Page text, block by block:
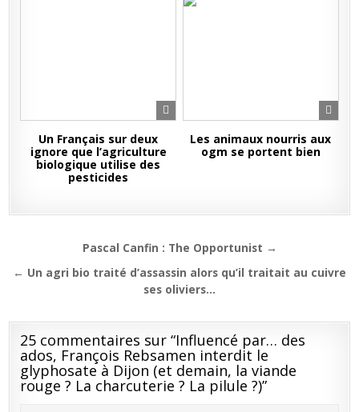
Un Français sur deux
ignore que l’agriculture
biologique utilise des
pesticides
Les animaux nourris aux
ogm se portent bien
Navigation
de
Pascal Canfin : The Opportunist →
← Un agri bio traité d’assassin alors qu’il traitait au cuivre
ses oliviers…
25 commentaires sur “Influencé par… des
ados, François Rebsamen interdit le
glyphosate à Dijon (et demain, la viande
rouge ? La charcuterie ? La pilule ?)”